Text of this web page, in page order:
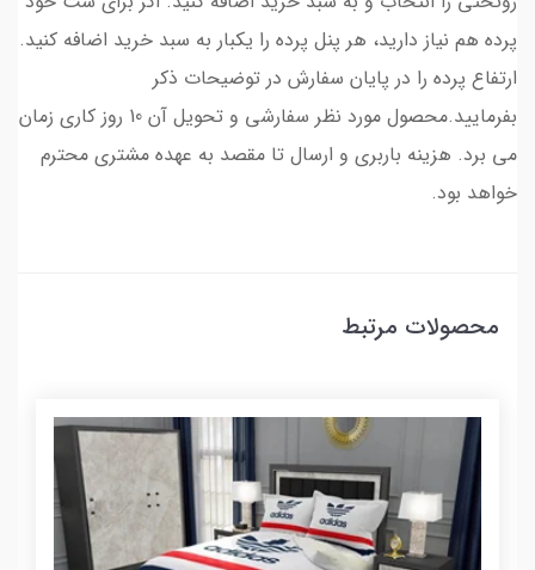
پرده هم نیاز دارید، هر پنل پرده را یکبار به سبد خرید اضافه کنید.
ارتفاع پرده را در پایان سفارش در توضیحات ذکر
بفرمایید.محصول مورد نظر سفارشی و تحویل آن 10 روز کاری زمان
می برد. هزینه باربری و ارسال تا مقصد به عهده مشتری محترم
خواهد بود.
محصولات مرتبط